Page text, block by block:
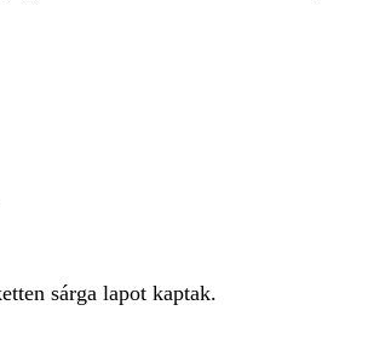
sárga lapot kaptak.